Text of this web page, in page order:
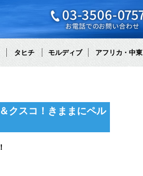
タヒチ モルディブ アフリカ・中東
クスコ！きままにペル